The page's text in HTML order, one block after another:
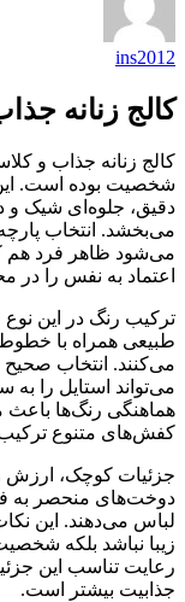
ins2012
کالج زنانه
کالج زنانه جذاب و
شخصیت بوده است.
دقیق، جلوه‌ای شیک و
می‌بخشد. انتخاب
می‌شود ظاهر فرد هم
اعتماد به نفس را
ترکیب رنگ در این نوع
طبیعی همراه با
می‌کنند. انتخاب
می‌تواند استایل را به
هماهنگی رنگ‌ها
کفش‌های متنوع
جزئیات کوچک، ارزش
دوخت‌های منحصر به
لباس می‌دهند. این
زیبا نباشد بلکه
رعایت تناسب این
جذابیت بیشتر است.